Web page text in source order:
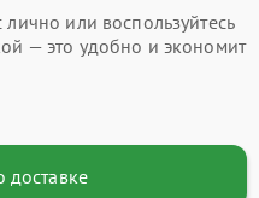
или воспользуйтесь
— это удобно и экономит